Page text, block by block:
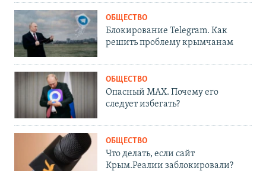
ОБЩЕСТВО
Блокирование Telegram. Как
решить проблему крымчанам
ОБЩЕСТВО
Опасный MAX. Почему его
следует избегать?
ОБЩЕСТВО
Что делать, если сайт
Крым.Реалии заблокировали?